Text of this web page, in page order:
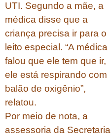
UTI. Segundo a mãe, a
médica disse que a
criança precisa ir para o
leito especial. “A médica
falou que ele tem que ir,
ele está respirando com
balão de oxigênio”,
relatou.
Por meio de nota, a
assessoria da Secretaria